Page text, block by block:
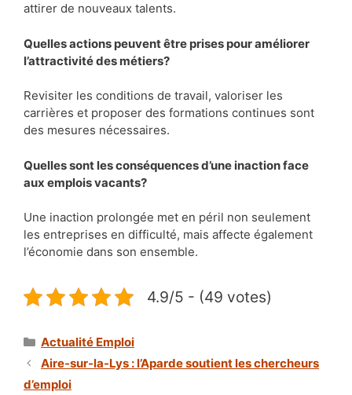
attirer de nouveaux talents.
Quelles actions peuvent être prises pour améliorer
l’attractivité des métiers?
Revisiter les conditions de travail, valoriser les
carrières et proposer des formations continues sont
des mesures nécessaires.
Quelles sont les conséquences d’une inaction face
aux emplois vacants?
Une inaction prolongée met en péril non seulement
les entreprises en difficulté, mais affecte également
l’économie dans son ensemble.
4.9/5 - (49 votes)
Catégories
Actualité Emploi
Aire-sur-la-Lys : l’Aparde soutient les chercheurs
d’emploi